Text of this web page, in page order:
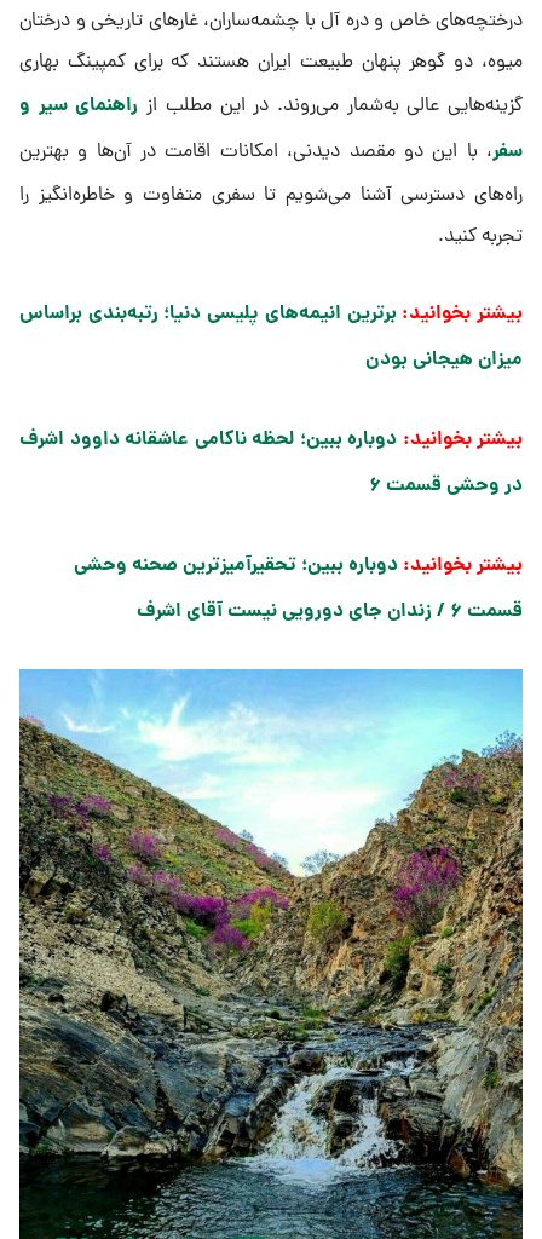
درختچه‌های خاص و دره آل با چشمه‌ساران، غارهای تاریخی و درختان
میوه، دو گوهر پنهان طبیعت ایران هستند که برای کمپینگ بهاری
گزینه‌هایی عالی به‌شمار می‌روند. در این مطلب از راهنمای سیر و
سفر، با این دو مقصد دیدنی، امکانات اقامت در آن‌ها و بهترین
راه‌های دسترسی آشنا می‌شویم تا سفری متفاوت و خاطره‌انگیز را
تجربه کنید.
بیشتر بخوانید:برترین انیمه‌های پلیسی دنیا؛ رتبه‌بندی براساس
میزان هیجانی بودن
بیشتر بخوانید: دوباره ببین؛ لحظه ناکامی عاشقانه داوود اشرف
در وحشی قسمت ۶
بیشتر بخوانید: دوباره ببین؛ تحقیرآمیزترین صحنه وحشی
قسمت ۶ / زندان جای دورویی نیست آقای اشرف​